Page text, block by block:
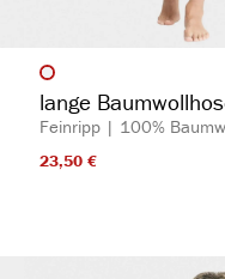
Artikelfarbe
lange
Feinripp | 100%
23,50 €​